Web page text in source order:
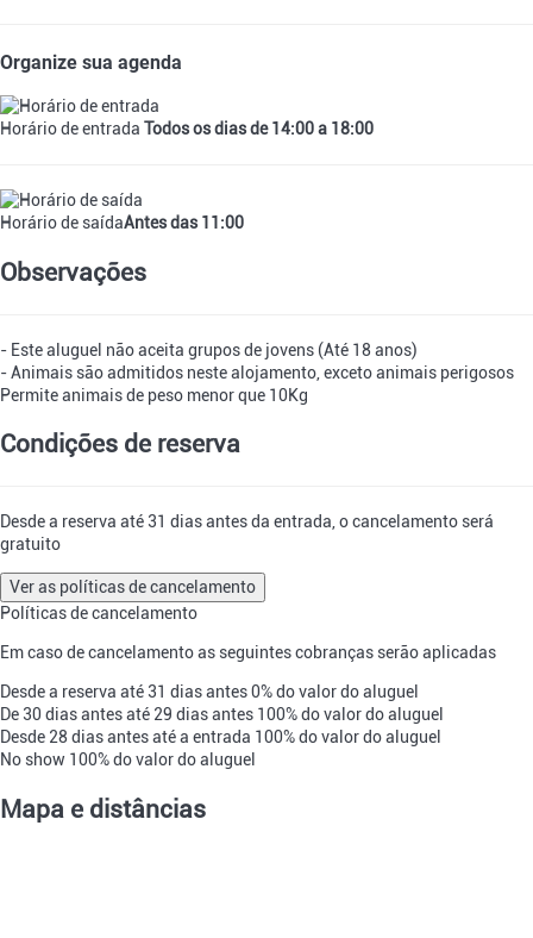
Organize sua agenda
Horário de entrada Todos os dias de 14:00 a 18:00
Horário de saídaAntes das 11:00
Observações
- Este aluguel não aceita grupos de jovens (Até 18 anos)
- Animais são admitidos neste alojamento, exceto animais perigosos
Permite animais de peso menor que 10Kg
Condições de reserva
Desde a reserva até 31 dias antes da entrada, o cancelamento será
gratuito
Ver as políticas de cancelamento
Políticas de cancelamento
Em caso de cancelamento as seguintes cobranças serão aplicadas
Desde a reserva até 31 dias antes0% do valor do aluguel
De 30 dias antes até 29 dias antes 100% do valor do aluguel
Desde 28 dias antes até a entrada 100% do valor do aluguel
No show 100% do valor do aluguel
Mapa e distâncias